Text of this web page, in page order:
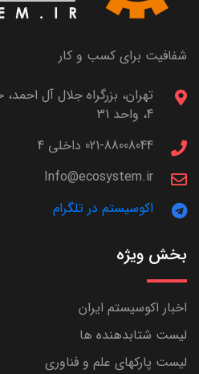
شفافیت برای کسب و کار
4، واحد 31
021-88008044 داخلی 4
Info@ecosystem.ir
اکوسیستم در تلگرام
بخش ویژه
اخبار اکوسیستم ایران
لیست شتابدهنده ها
لیست پارکهای علم و فناوری